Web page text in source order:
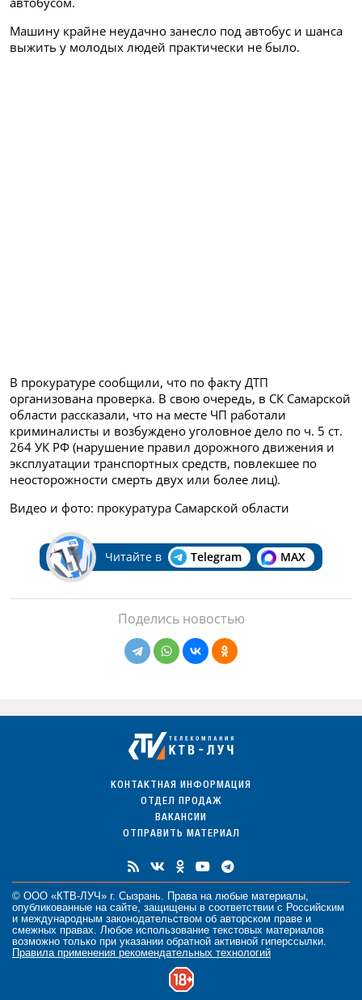
Машину крайне неудачно занесло под автобус и шанса
выжить у молодых людей практически не было.
В прокуратуре сообщили, что по факту ДТП
организована проверка. В свою очередь, в СК Самарской
области рассказали, что на месте ЧП работали
криминалисты и возбуждено уголовное дело по ч. 5 ст.
264 УК РФ (нарушение правил дорожного движения и
эксплуатации транспортных средств, повлекшее по
неосторожности смерть двух или более лиц).
Видео и фото: прокуратура Самарской области
Читайте в Telegram MAX
Поделись новостью
КОНТАКТНАЯ ИНФОРМАЦИЯ
ОТДЕЛ ПРОДАЖ
ВАКАНСИИ
ОТПРАВИТЬ МАТЕРИАЛ
© ООО «КТВ-ЛУЧ» г. Сызрань. Права на любые материалы
опубликованные на сайте, защищены в соответствии с Российским
и международным законодательством об авторском праве и
смежных правах. Любое использование текстовых материалов
возможно только при указании обратной активной гиперссылки.
Правила применения рекомендательных технологий